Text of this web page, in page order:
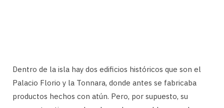
Dentro de la isla hay dos edificios históricos que son el
Palacio Florio y la Tonnara, donde antes se fabricaba
productos hechos con atún. Pero, por supuesto, su